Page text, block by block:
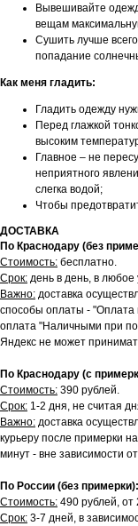
Вывешивайте
вещам
Сушить лучше
попадание
Как меня гладить:
Гладить одежду
Перед глажкой
высоким
Главное – не
неприятного
слегка водой;
Чтобы
ДОСТАВКА
По Краснодару (без
Стоимость: бесплатно.
Срок: день в день, в любое
Важно: доставка
способы оплаты - "Оплата
оплата "Наличными при
Яндекс не может
По Краснодару (с
Стоимость: 390 рублей.
Срок: 1-2 дня, не считая
Важно: доставка
курьеру после примерки
минут - вне зависимости
По России (без примерки):
Стоимость: 490 рублей, от
Срок: 3-7 дней, в